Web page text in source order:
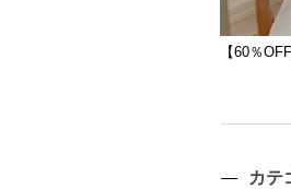
【60％
カテ